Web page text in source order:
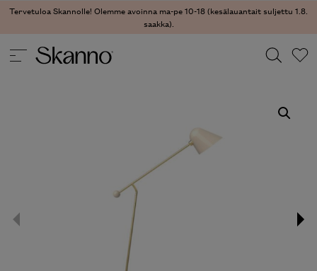
Tervetuloa Skannolle! Olemme avoinna ma-pe 10-18 (kesälauantait suljettu 1.8.
saakka).
Type 2 or more characters for results.